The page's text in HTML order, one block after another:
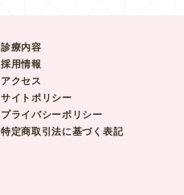
診療内容
採用情報
アクセス
サイトポリシー
プライバシーポリシー
特定商取引法に基づく表記